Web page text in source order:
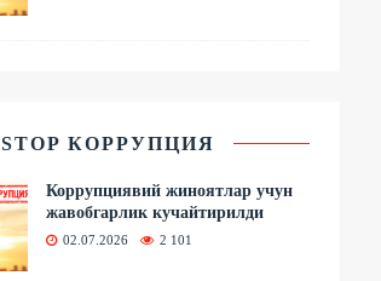
STOP КОРРУПЦИЯ
Коррупциявий жиноятлар учун
жавобгарлик кучайтирилди
02.07.2026 2 101